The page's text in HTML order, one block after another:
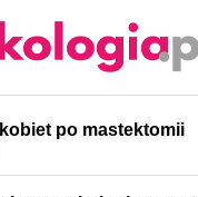
po mastektomii